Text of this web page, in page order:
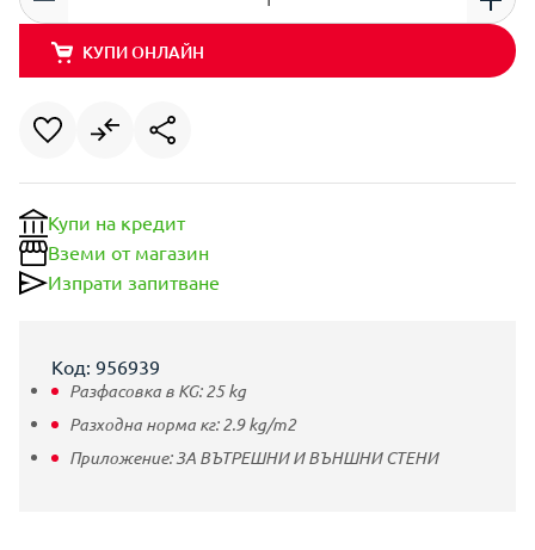
КУПИ ОНЛАЙН
Купи на кредит
Вземи от магазин
Изпрати запитване
Код: 956939
Разфасовка в KG:25kg
Разходна норма кг:2.9kg/m2
Приложение:ЗА ВЪТРЕШНИ И ВЪНШНИ СТЕНИ